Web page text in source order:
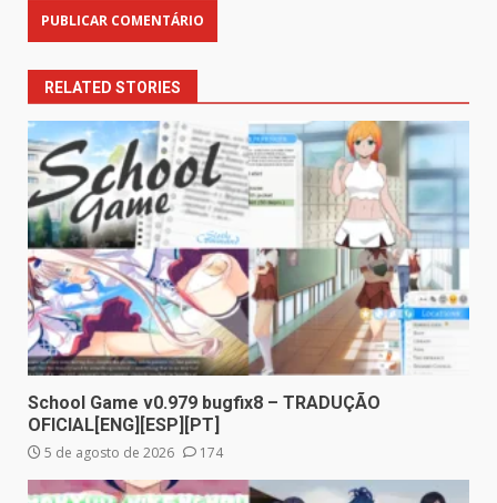
RELATED STORIES
School Game v0.979 bugfix8 – TRADUÇÃO
OFICIAL[ENG][ESP][PT]
5 de agosto de 2026 174